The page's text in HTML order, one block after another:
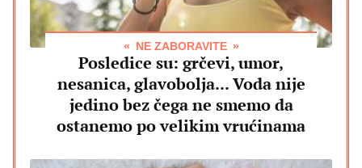
NE ZABORAVITE
Posledice su: grčevi, umor,
nesanica, glavobolja... Voda nije
jedino bez čega ne smemo da
ostanemo po velikim vrućinama